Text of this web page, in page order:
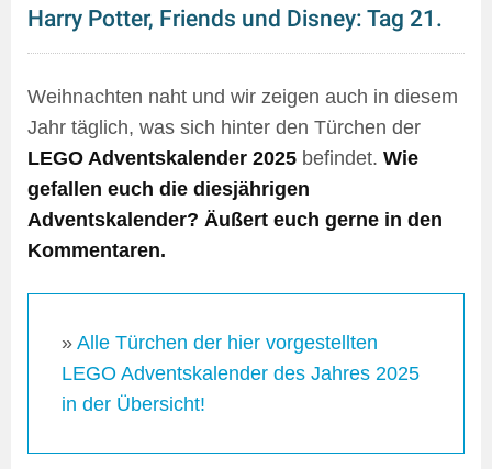
Harry Potter, Friends und Disney: Tag 21.
Weihnachten naht und wir zeigen auch in diesem
Jahr täglich, was sich hinter den Türchen der
LEGO Adventskalender 2025 befindet. Wie
gefallen euch die diesjährigen
Adventskalender? Äußert euch gerne in den
Kommentaren.
» Alle Türchen der hier vorgestellten
LEGO Adventskalender des Jahres 2025
in der Übersicht!